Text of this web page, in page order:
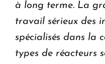
à long terme. La
travail sérieux des
spécialisés dans la
types de réacteurs